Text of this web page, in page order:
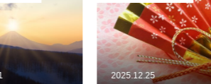
2025.12.25